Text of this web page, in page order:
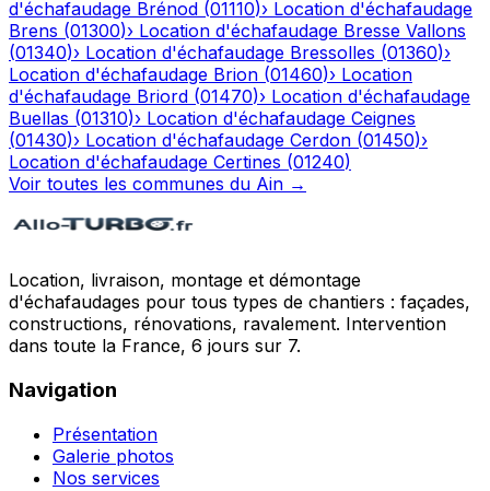
d'échafaudage Brénod (01110)› Location d'échafaudage
Brens (01300)› Location d'échafaudage Bresse Vallons
(01340)› Location d'échafaudage Bressolles (01360)›
Location d'échafaudage Brion (01460)› Location
d'échafaudage Briord (01470)› Location d'échafaudage
Buellas (01310)› Location d'échafaudage Ceignes
(01430)› Location d'échafaudage Cerdon (01450)›
Location d'échafaudage Certines (01240)
Voir toutes les communes du Ain →
Location, livraison, montage et démontage
d'échafaudages pour tous types de chantiers : façades,
constructions, rénovations, ravalement. Intervention
dans toute la France, 6 jours sur 7.
Navigation
Présentation
Galerie photos
Nos services